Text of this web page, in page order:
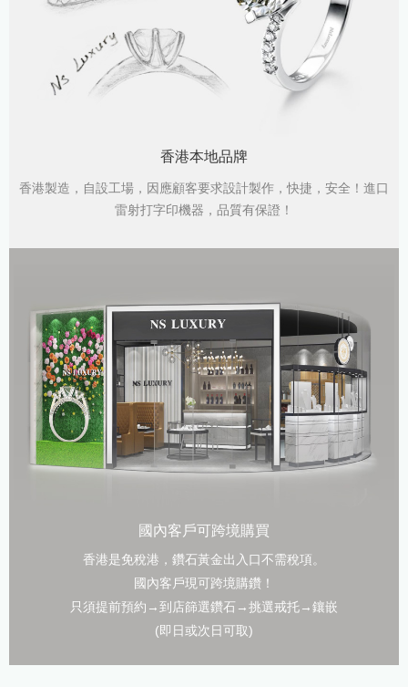
香港本地品牌
香港製造，自設工場，因應顧客要求設計製作，快捷，安全！進口
雷射打字印機器，品質有保證！
國內客戶可跨境購買
香港是免稅港，鑽石黃金出入口不需稅項。
國內客戶現可跨境購鑽！
只須提前預約→到店篩選鑽石→挑選戒托→鑲嵌
(即日或次日可取)